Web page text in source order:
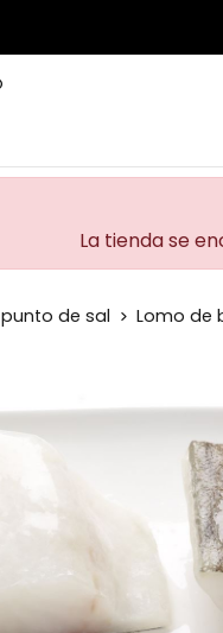
La tienda se
punto de sal Lomo de